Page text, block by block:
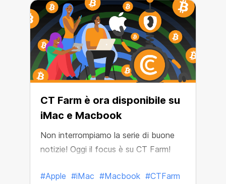
CT Farm è ora disponibile su
iMac e Macbook
Non interrompiamo la serie di buone
notizie! Oggi il focus è su CT Farm!
#Apple #iMac #Macbook #CTFarm